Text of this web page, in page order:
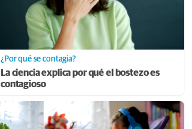
¿Por qué se contagia?
La ciencia explica por qué el bostezo es
contagioso